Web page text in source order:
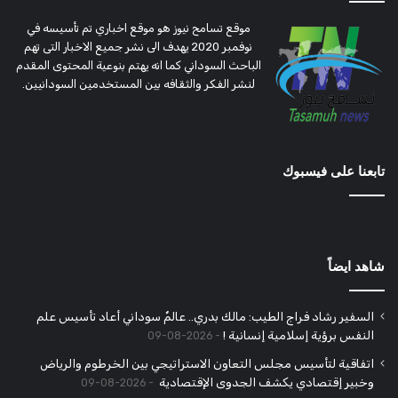
موقع تسامح نيوز هو موقع اخباري تم تأسيسه في
نوفمبر 2020 يهدف الى نشر جميع الاخبار التى تهم
الباحث السوداني كما انه يهتم بنوعية المحتوى المقدم
لنشر الفكر والثقافه بين المستخدمين السودانيين.
تابعنا على فيسبوك
شاهد ايضاً
السفير رشاد فراج الطيب: مالك بدري.. عالمٌ سوداني أعاد تأسيس علم
النفس برؤية إسلامية إنسانية !
2026-08-09
اتفاقية لتأسيس مجلس التعاون الاستراتيجي بين الخرطوم والرياض
وخبير إقتصادي يكشف الجدوى الإقتصادية
2026-08-09